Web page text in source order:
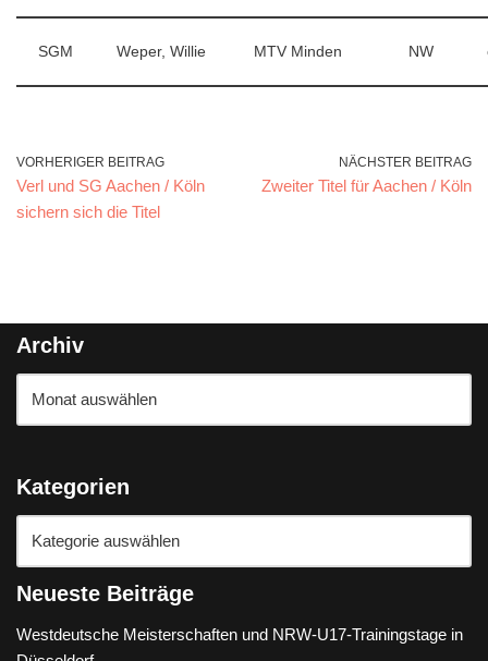
SGM Weper, Willie MTV Minden NW
VORHERIGER BEITRAG
Verl und SG Aachen / Köln
sichern sich die Titel
NÄCHSTER BEITRAG
Zweiter Titel für Aachen / Köln
Archiv
Kategorien
Neueste Beiträge
Westdeutsche Meisterschaften und NRW-U17-Trainingstage in